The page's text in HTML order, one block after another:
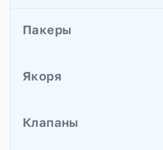
Пакеры
Пакеры разбуриваемые
Якоря
Якоря механические осевые
Клапаны